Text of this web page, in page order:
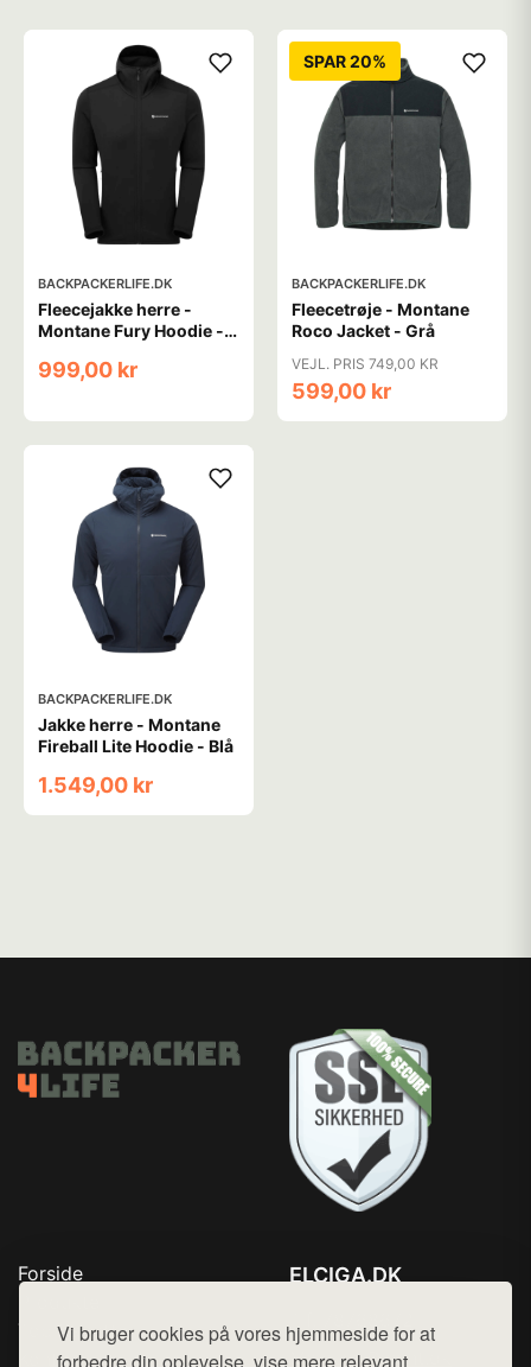
Vi bruger cookies på vores hjemmeside for at
BACKPACKERLIFE.DK
Fleecejakke herre -
Montane Fury Hoodie -
999,00 kr
SPAR 20%
BACKPACKERLIFE.DK
Fleecetrøje - Montane
Roco Jacket - Grå
VEJL. PRIS 749,00 KR
599,00 kr
BACKPACKERLIFE.DK
Jakke herre - Montane
Fireball Lite Hoodie - Blå
1.549,00 kr
Forside
Top Rabatter
Kontakt
ELCIGA.DK
Mail: hej@want.dk